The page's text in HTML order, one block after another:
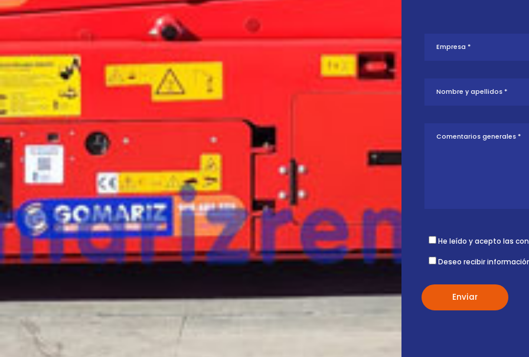
¿Te interesa
esta máquina?
Rellena este formulario y recibiremos tu solicitud sobre esta
máquina para ponernos en contacto directo contigo.
LGMG AS0808E
He leído y acepto las
Deseo recibir